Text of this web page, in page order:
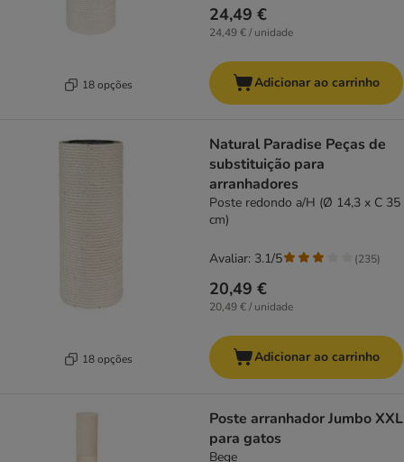
18 opções
24,49 €
24,49 € / unidade
Adicionar ao carrinho
18 opções
Natural Paradise Peças de
substituição para
arranhadores
Poste redondo a/H (Ø 14,3 x C 35
cm)
20,49 €
20,49 € / unidade
Avaliar: 3.1/5 (235)
Adicionar ao carrinho
Poste arranhador Jumbo XXL
para gatos
Bege